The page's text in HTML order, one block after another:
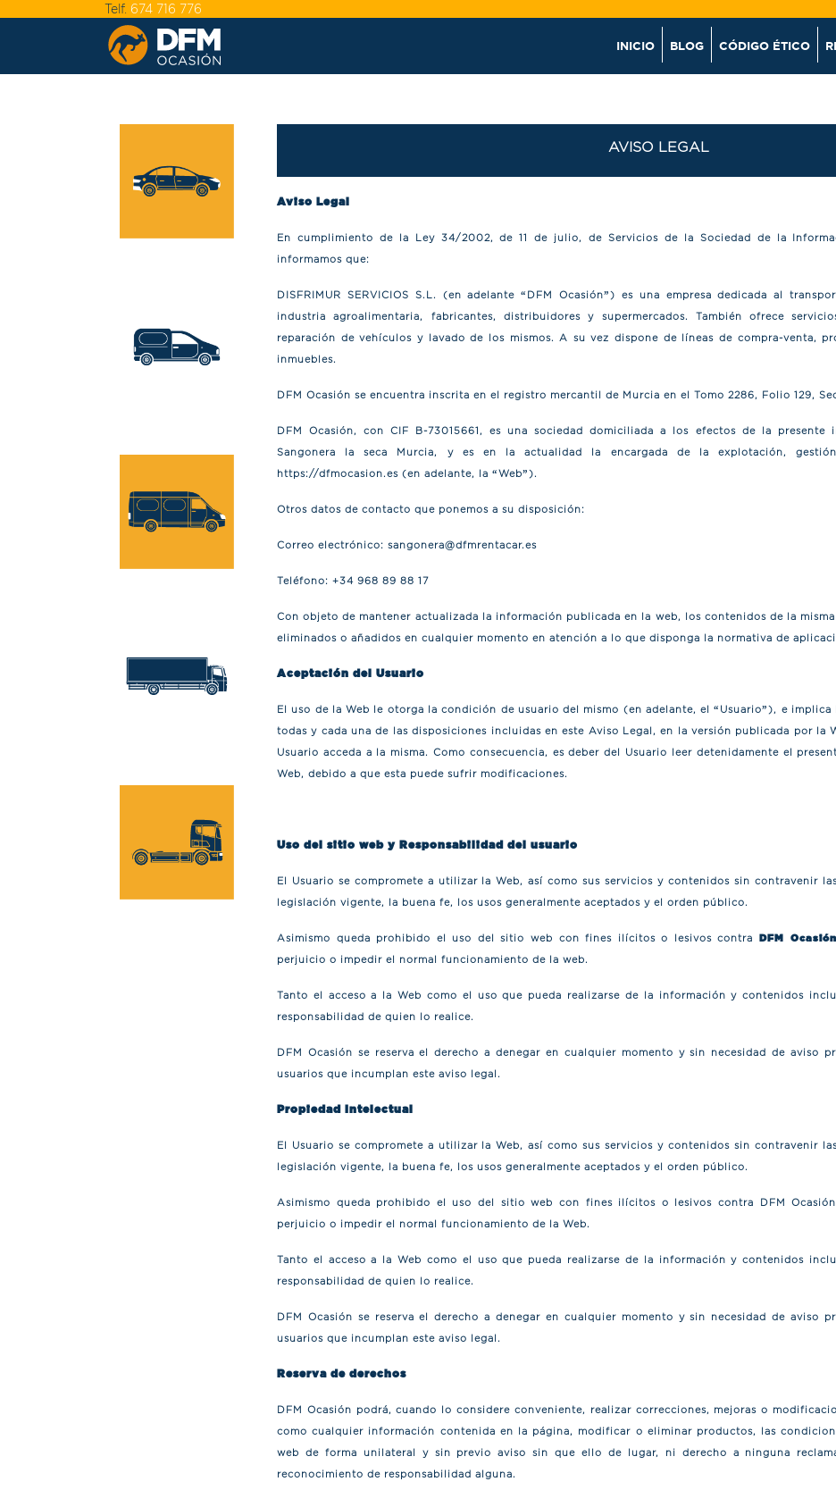
Telf. 674 716 776
INICIO BLOG CÓDIGO ÉTICO
AVISO LEGAL
Aviso Legal
En cumplimiento de la Ley 34/2002, de 11 de julio, de Servicios de la Sociedad de la
informamos que:
DISFRIMUR SERVICIOS S.L. (en adelante“DFM Ocasión”) es una empresa dedicada al
industria agroalimentaria, fabricantes, distribuidores y supermercados. También ofrece
reparación de vehículos y lavado de los mismos. A su vez dispone de líneas de compra-venta,
inmuebles.
DFM Ocasión se encuentra inscrita en el registro mercantil de Murcia en el Tomo 2286, Folio 129,
DFM Ocasión, con CIF B-73015661, es una sociedad domiciliada a los efectos de la presente
Sangonera la seca Murcia, y es en la actualidad la encargada de la explotación,
https://dfmocasion.es (en adelante, la “Web”).
Otros datos de contacto que ponemos a su disposición:
Correo electrónico: sangonera@dfmrentacar.es
Teléfono: +34 968 89 88 17
Con objeto de mantener actualizada la información publicada en la web, los contenidos de la
eliminados o añadidos en cualquier momento en atención a lo que disponga la normativa de
Aceptación del Usuario
El uso de la Web le otorga la condición de usuario del mismo (en adelante, el “ Usuario”), e implica
todas y cada una de las disposiciones incluidas en este Aviso Legal, en la versión publicada por la
Usuario acceda a la misma. Como consecuencia, es deber del Usuario leer detenidamente el
Web, debido a que esta puede sufrir modificaciones.
Uso del sitio web y Responsabilidad del usuario
El Usuario se compromete a utilizar la Web, así como sus servicios y contenidos sin contravenir
legislación vigente, la buena fe, los usos generalmente aceptados y el orden público.
Asimismo queda prohibido el uso del sitio web con fines ilícitos o lesivos contra DFM Ocasión
perjuicio o impedir el normal funcionamiento de la web.
Tanto el acceso a la Web como el uso que pueda realizarse de la información y contenidos
responsabilidad de quien lo realice.
DFM Ocasión se reserva el derecho a denegar en cualquier momento y sin necesidad de aviso
usuarios que incumplan este aviso legal.
Propiedad Intelectual
El Usuario se compromete a utilizar la Web, así como sus servicios y contenidos sin contravenir
legislación vigente, la buena fe, los usos generalmente aceptados y el orden público.
Asimismo queda prohibido el uso del sitio web con fines ilícitos o lesivos contra DFM
perjuicio o impedir el normal funcionamiento de la Web.
Tanto el acceso a la Web como el uso que pueda realizarse de la información y contenidos
responsabilidad de quien lo realice.
DFM Ocasión se reserva el derecho a denegar en cualquier momento y sin necesidad de aviso
usuarios que incumplan este aviso legal.
Reserva de derechos
DFM Ocasión podrá, cuando lo considere conveniente, realizar correcciones, mejoras o
como cualquier información contenida en la página, modificar o eliminar productos, las
web de forma unilateral y sin previo aviso sin que ello de lugar, ni derecho a ninguna
reconocimiento de responsabilidad alguna.